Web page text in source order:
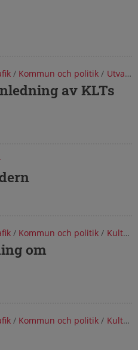
kommun
/ Kommun och politik / Utvalda nyheter
av KLTs
/ Kommun och politik / Kultur, fritid och turism
om
/ Kommun och politik / Kultur, fritid och turism